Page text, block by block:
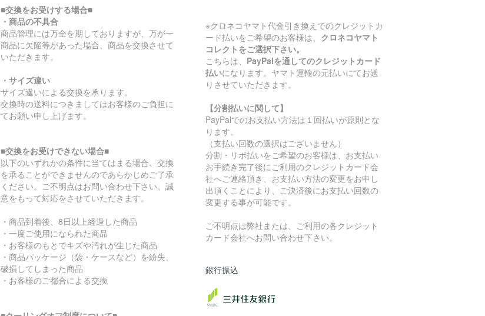
■交換をお受けする場合■
・商品の不具合
商品管理には万全を期しておりますが、万が一
商品に欠陥等があった場合、商品を交換させて
いただきます。
・サイズ違い
サイズ違いによる交換を承ります。
交換時の送料につきましてはお客様のご負担に
てお願い申し上げます。
■交換をお受けできない場合■
以下のいずれかの条件に当てはまる場合、交換
を承ることができませんのであらかじめご了承
ください。ご不明点はお問い合わせ下さい。誠
意をもって対応をさせていただきます。
・商品到着後、8日以上経過した商品
・一度ご使用になられた商品
・お客様のもとでキズや汚れが生じた商品
・商品パッケージ（袋・ケースなど）を紛失、
破損してしまった商品
・お客様のご都合による交換
※クロネコヤマト代金引き換えでのクレジットカ
ード払いをご希望のお客様は、 クロネコヤマト
コレクトをご選択下さい。
こちらは、 PayPalを通してのクレジットカード
払いになります。ヤマト運輸の元払いにてお送
りさせていただきます。
【分割払いに関して】
PayPalでのお支払い方法は１回払いが原則とな
ります。
（支払い回数の選択はございません）
分割・リボ払いをご希望のお客様は、お支払い
お手続き完了後にご利用のクレジットカード会
社へご連絡頂き、お支払い方法の変更をお申し
出頂くことにより、ご決済後にお支払い回数の
変更する事が可能です。
ご不明点は弊社または、ご利用の各クレジット
カード会社へお問い合わせ下さい。
銀行振込